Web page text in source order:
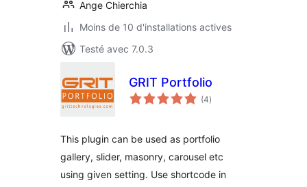
Ange Chierchia
Moins de 10 d'installations actives
Testé avec 7.0.3
GRIT Portfolio
(4notes
en
)
This plugin can be used as portfolio
gallery, slider, masonry, carousel etc
using given setting. Use shortcode in